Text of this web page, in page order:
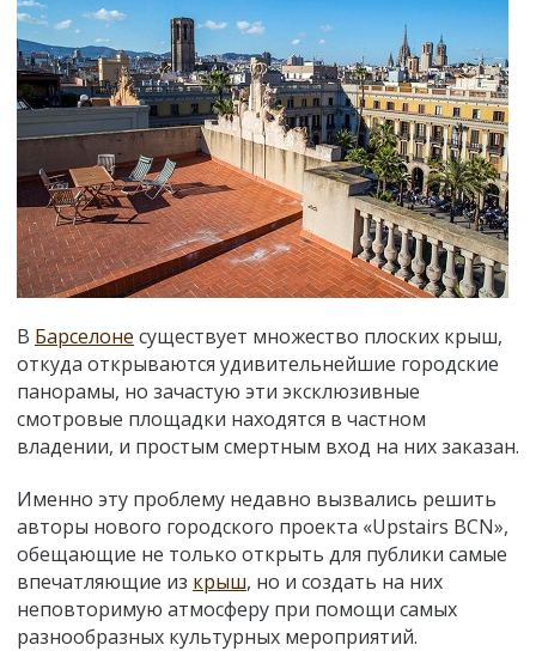
В Барселоне существует множество плоских крыш,
откуда открываются удивительнейшие городские
панорамы, но зачастую эти эксклюзивные
смотровые площадки находятся в частном
владении, и простым смертным вход на них заказан.
Именно эту проблему недавно вызвались решить
авторы нового городского проекта «Upstairs BCN»,
обещающие не только открыть для публики самые
впечатляющие из крыш, но и создать на них
неповторимую атмосферу при помощи самых
разнообразных культурных мероприятий.